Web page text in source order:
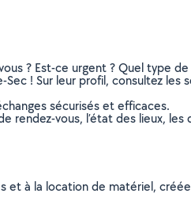
? Est-ce urgent ? Quel type
! Sur leur profil, consultez
sécurisés et efficaces.
vous, l’état des lieux,
et à la location de matériel,